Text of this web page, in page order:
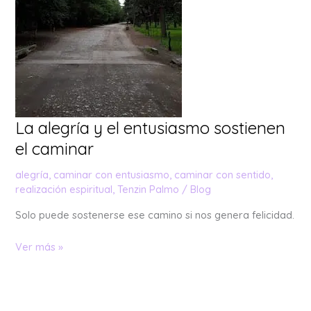
La alegría y el entusiasmo sostienen
el caminar
alegría, caminar con entusiasmo, caminar con sentido,
realización espiritual,Tenzin Palmo / Blog
Solo puede sostenerse ese camino si nos genera felicidad.
caminar
Ver más »